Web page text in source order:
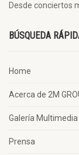
Desde conciertos
BÚSQUEDA
Home
Acerca de 2M
Galería Multimedia
Prensa